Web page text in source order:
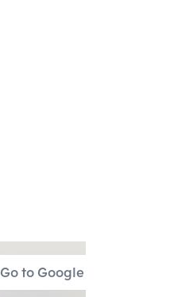
Go to Google Map